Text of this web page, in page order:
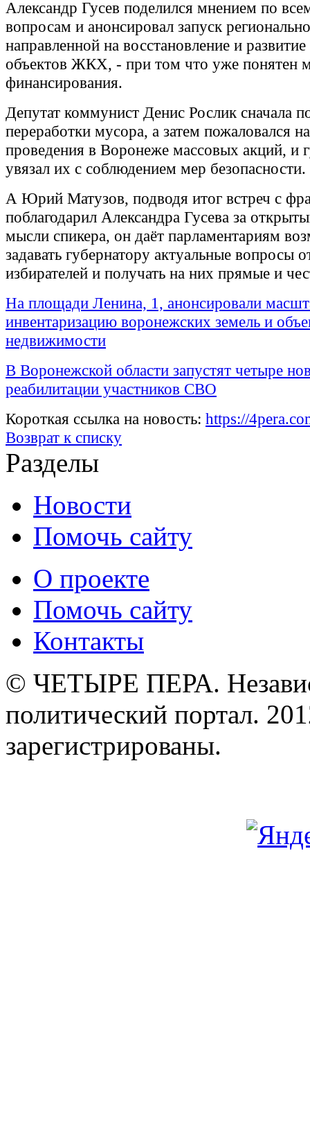
Александр Гусев поделился мнением по
вопросам и анонсировал запуск
направленной на восстановление и развитие
объектов ЖКХ, - при том что уже понятен
финансирования.
Депутат коммунист Денис Рослик сначала
переработки мусора, а затем пожаловался
проведения в Воронеже массовых акций, и
увязал их с соблюдением мер безопасности.
А Юрий Матузов, подводя итог встреч с
поблагодарил Александра Гусева за
мысли спикера, он даёт парламентариям
задавать губернатору актуальные вопросы
избирателей и получать на них прямые и
На площади Ленина, 1, анонсировали
инвентаризацию воронежских земель и
недвижимости
В Воронежской области запустят четыре
реабилитации участников СВО
Короткая ссылка на новость: https://
Возврат к списку
Разделы
Новости
Помочь сайту
О проекте
Помочь сайту
Контакты
© ЧЕТЫРЕ ПЕРА.
политический портал.
зарегистрированы.